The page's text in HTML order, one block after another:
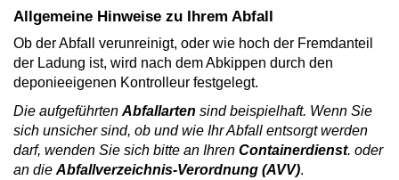
Allgemeine Hinweise zu Ihrem Abfall
Ob der Abfall verunreinigt, oder wie hoch der Fremdanteil
der Ladung ist, wird nach dem Abkippen durch den
deponieeigenen Kontrolleur festgelegt.
Die aufgeführten Abfallarten sind beispielhaft. Wenn Sie
sich unsicher sind, ob und wie Ihr Abfall entsorgt werden
darf, wenden Sie sich bitte an Ihren Containerdienst. oder
an die Abfallverzeichnis-Verordnung (AVV).